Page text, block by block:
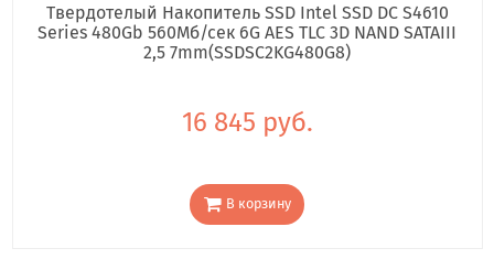
Твердотелый Накопитель SSD Intel SSD DC S4610
Series 480Gb 560Мб/сек 6G AES TLC 3D NAND SATAIII
2,5 7mm(SSDSC2KG480G8)
16 845 руб.
В корзину